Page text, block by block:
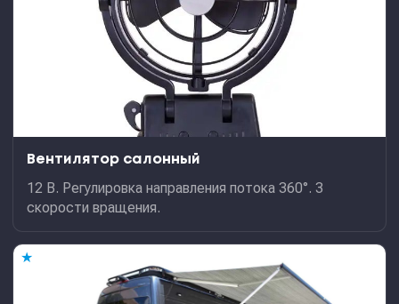
Вентилятор салонный
12 В. Регулировка направления потока 360°. 3
скорости вращения.
★